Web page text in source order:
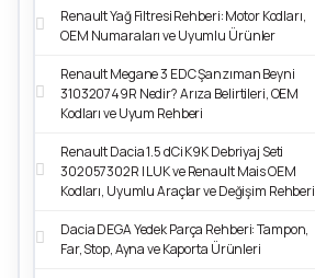
Renault Yağ Filtresi Rehberi: Motor Kodları,
OEM Numaraları ve Uyumlu Ürünler
Renault Megane 3 EDC Şanzıman Beyni
310320749R Nedir? Arıza Belirtileri, OEM
Kodları ve Uyum Rehberi
Renault Dacia 1.5 dCi K9K Debriyaj Seti
302057302R | LUK ve Renault Mais OEM
Kodları, Uyumlu Araçlar ve Değişim Rehberi
Dacia DEGA Yedek Parça Rehberi: Tampon,
Far, Stop, Ayna ve Kaporta Ürünleri